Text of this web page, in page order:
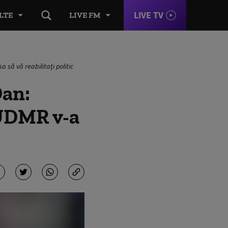
LIVE FM LIVE TV
să vă reabilitaţi politic
v-a